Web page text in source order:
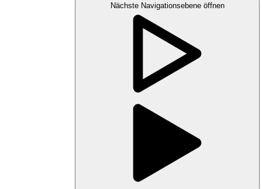
Nächste Navigationsebene öffnen